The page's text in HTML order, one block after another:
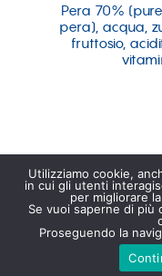
Pera 70%
pera), acqua,
fruttosio,
ENERGIA
Utilizziamo cookie,
in cui gli utenti
per migliorare
Se vuoi saperne di più
Proseguendo la